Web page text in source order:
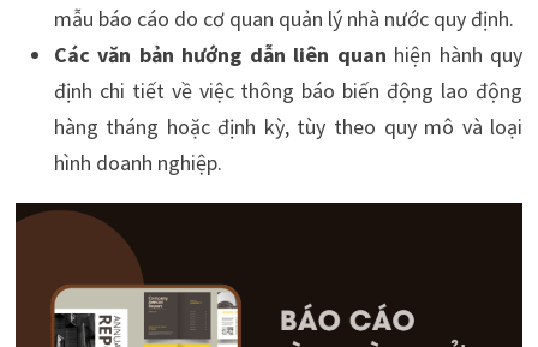
mẫu báo cáo do cơ quan quản lý nhà nước quy định.
Các văn bản hướng dẫn liên quan hiện hành quy
định chi tiết về việc thông báo biến động lao động
hàng tháng hoặc định kỳ, tùy theo quy mô và loại
hình doanh nghiệp.